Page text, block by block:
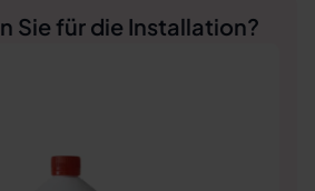
Sie für die Installation?